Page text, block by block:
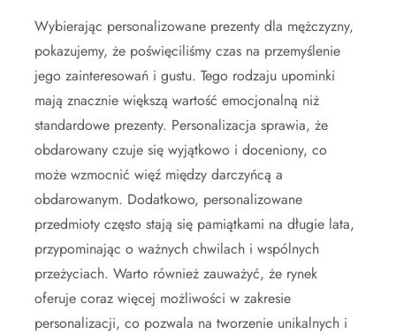
Wybierając personalizowane prezenty dla mężczyzny,
pokazujemy, że poświęciliśmy czas na przemyślenie
jego zainteresowań i gustu. Tego rodzaju upominki
mają znacznie większą wartość emocjonalną niż
standardowe prezenty. Personalizacja sprawia, że
obdarowany czuje się wyjątkowo i doceniony, co
może wzmocnić więź między darczyńcą a
obdarowanym. Dodatkowo, personalizowane
przedmioty często stają się pamiątkami na długie lata,
przypominając o ważnych chwilach i wspólnych
przeżyciach. Warto również zauważyć, że rynek
oferuje coraz więcej możliwości w zakresie
personalizacji, co pozwala na tworzenie unikalnych i